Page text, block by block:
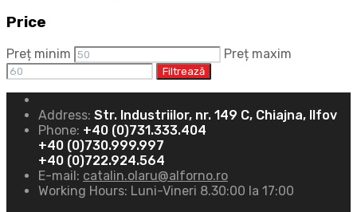
Price
Preț minim Preț maxim
Filtrează
Address: Str. Industriilor, nr. 149 C, Chiajna, Ilfov
Phone: +40 (0)731.333.404
+40 (0)730.999.997
+40 (0)722.924.564
E-mail: catalin.olaru@alforno.ro
Working Hours: Luni-Vineri 8.30:00 la 17:00